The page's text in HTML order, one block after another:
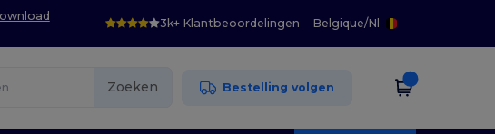
3k+ Klantbeoordelingen Belgique/Nl
Zoeken Bestelling volgen